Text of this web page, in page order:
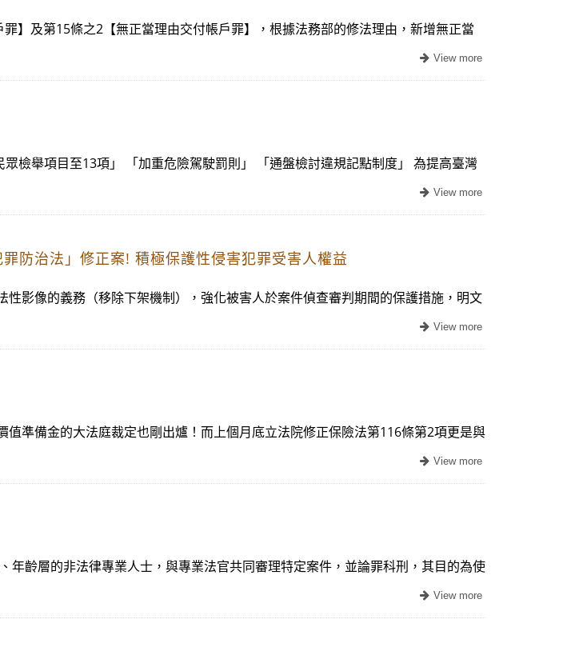
】及第15條之2【無正當理由交付帳戶罪】，根據法務部的修法理由，新增無正當
檢舉項目至13項」 「加重危險駕駛罰則」 「通盤檢討違規記點制度」 為提高臺灣
防治法」修正案! 積極保護性侵害犯罪受害人權益
影像的義務（移除下架機制），強化被害人於案件偵查審判期間的保護措施，明文
準備金的大法庭裁定也剛出爐！而上個月底立法院修正保險法第116條第2項更是與
齡層的非法律專業人士，與專業法官共同審理特定案件，並論罪科刑，其目的為使